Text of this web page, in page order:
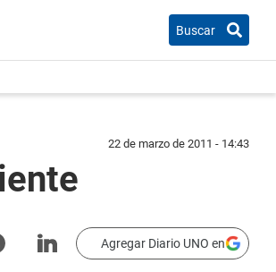
Buscar
22 de marzo de 2011 - 14:43
Agregar Diario UNO en